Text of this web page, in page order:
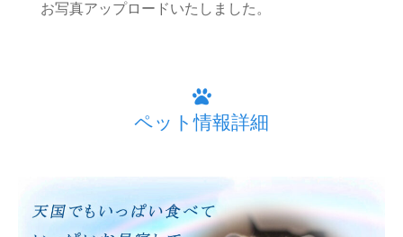
お写真アップロードいたしました。
ペット情報詳細